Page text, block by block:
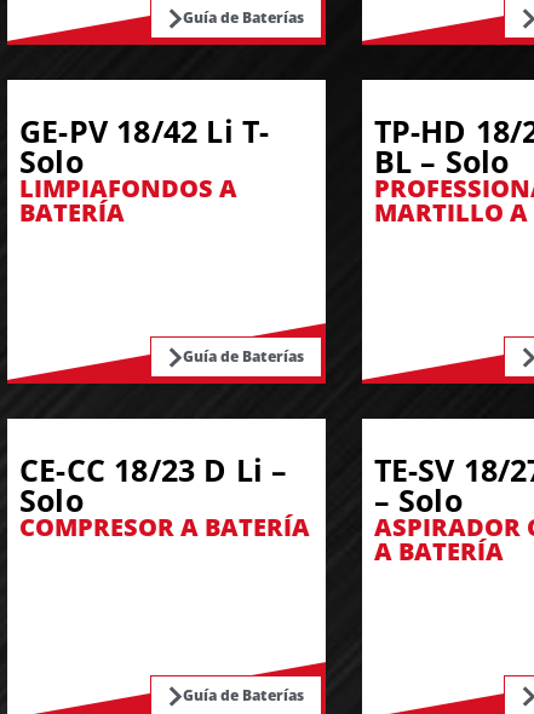
Guía de Baterías
GE-PV 18/42 Li T-
Solo
LIMPIAFONDOS A
BATERÍA
Guía de Baterías
TP-HD 18/
BL – Solo
MARTILLO A
CE-CC 18/23 D Li –
Solo
COMPRESOR A BATERÍA
Guía de Baterías
TE-SV 18/
– Solo
ASPIRADOR
A BATERÍA